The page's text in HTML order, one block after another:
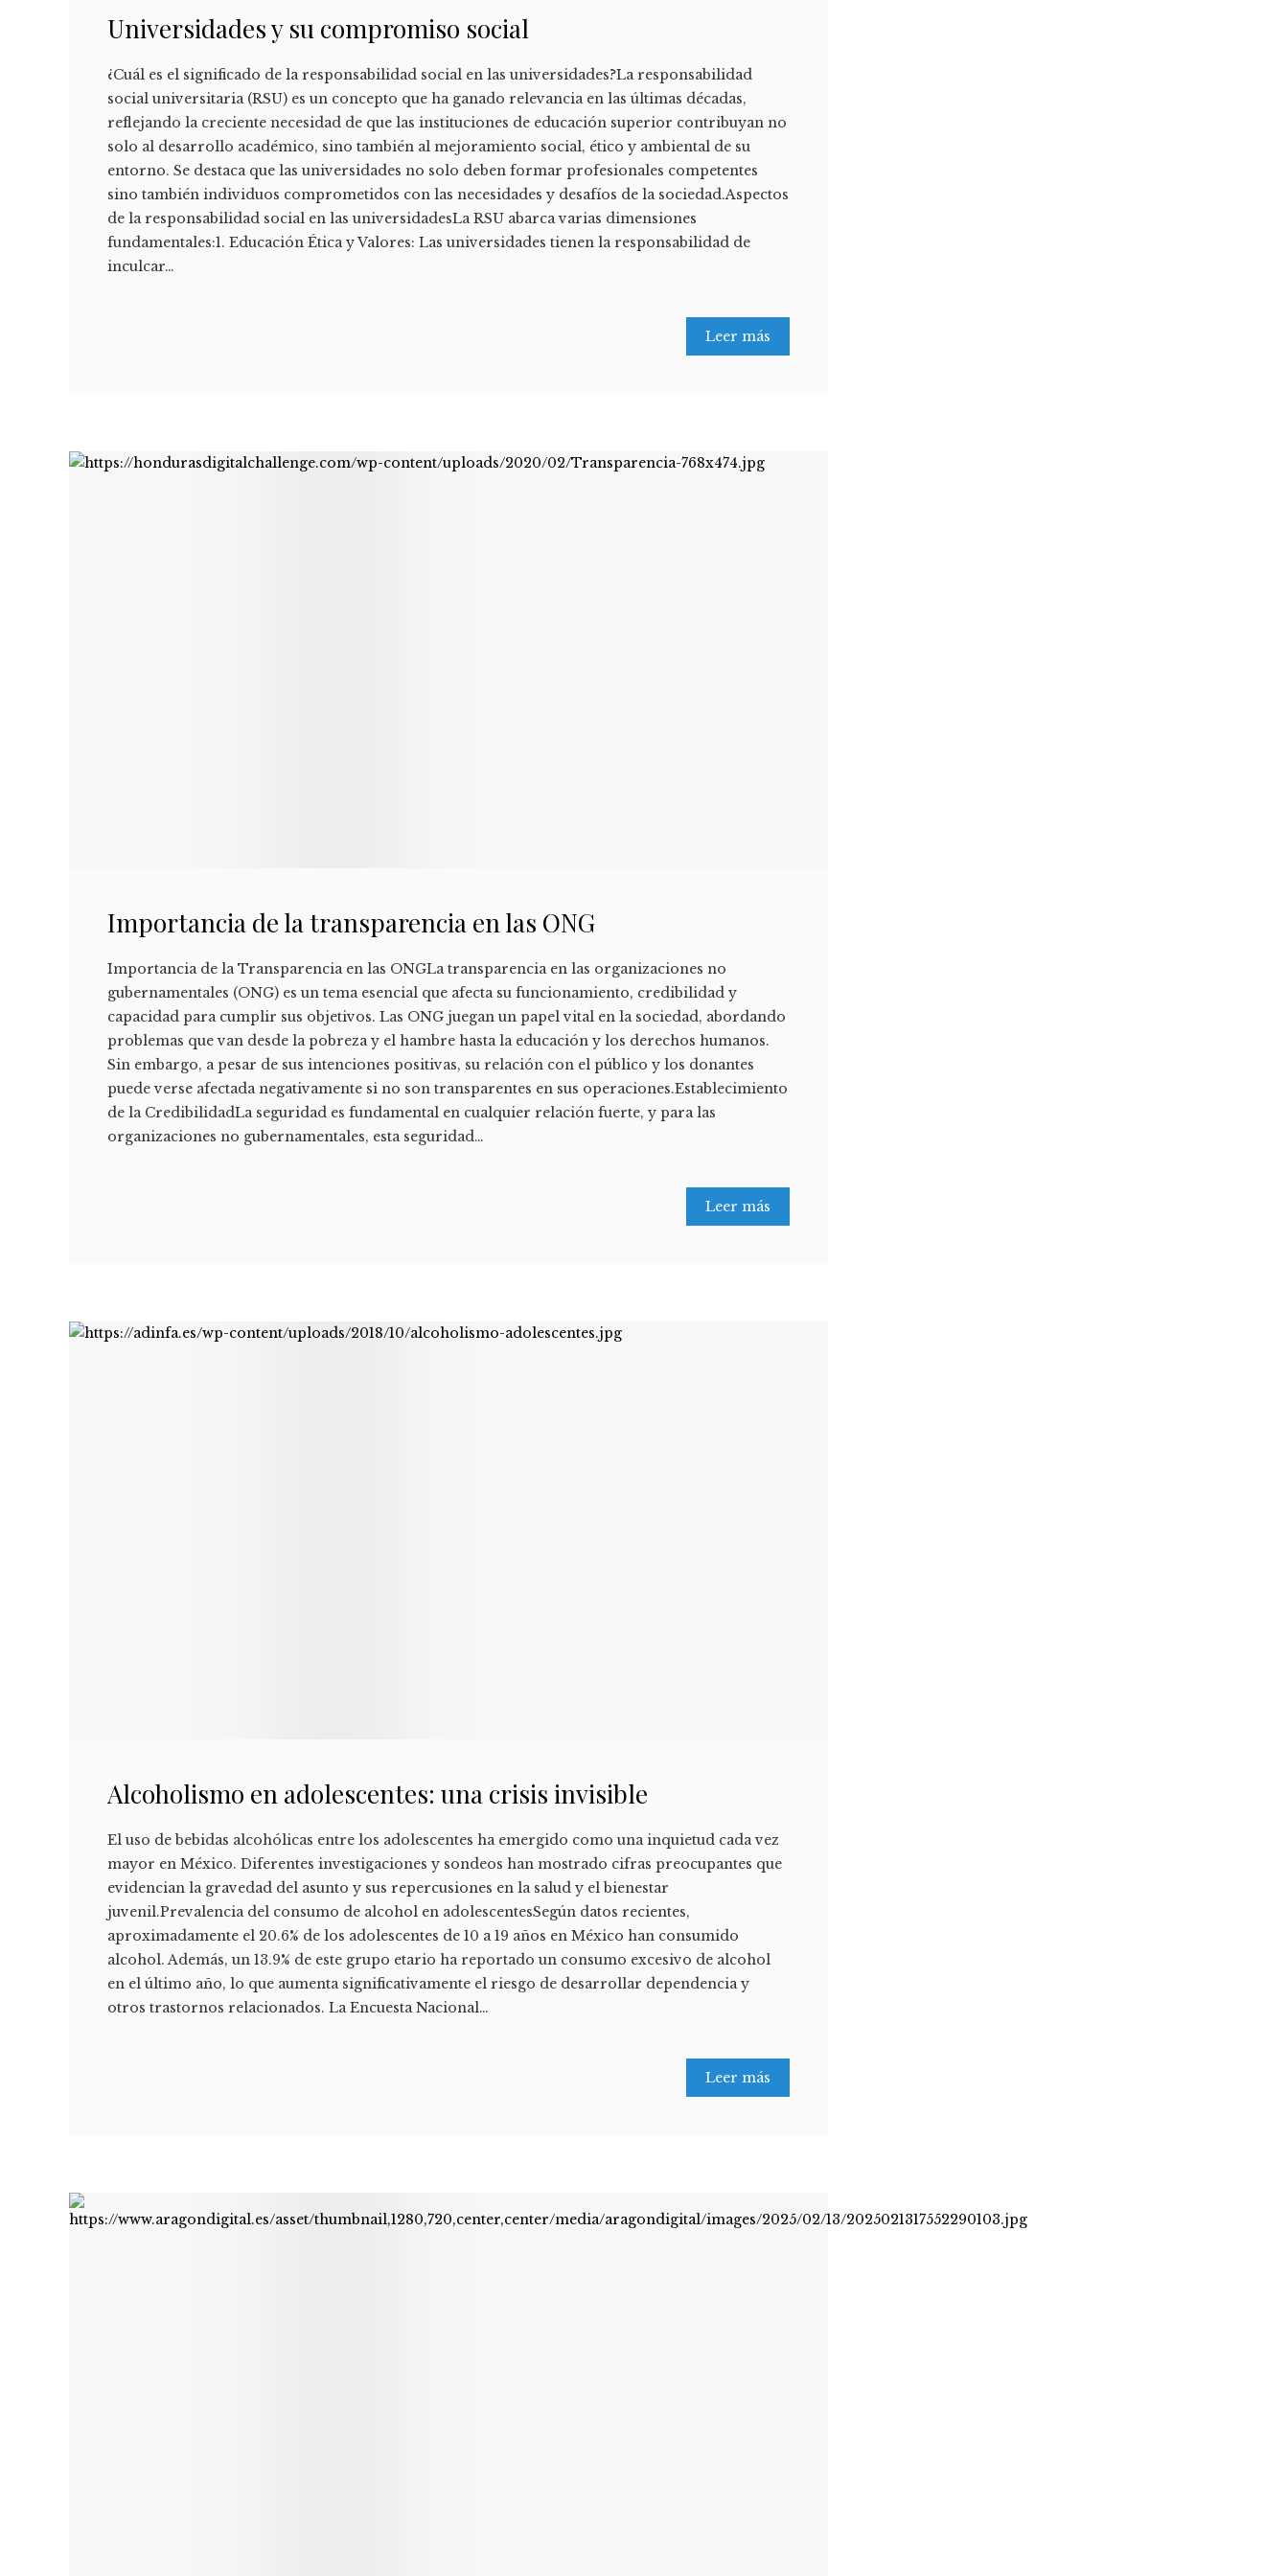
Universidades y su compromiso social
¿Cuál es el significado de la responsabilidad social en las universidades?La responsabilidad
social universitaria (RSU) es un concepto que ha ganado relevancia en las últimas décadas,
reflejando la creciente necesidad de que las instituciones de educación superior contribuyan no
solo al desarrollo académico, sino también al mejoramiento social, ético y ambiental de su
entorno. Se destaca que las universidades no solo deben formar profesionales competentes
sino también individuos comprometidos con las necesidades y desafíos de la sociedad.Aspectos
de la responsabilidad social en las universidadesLa RSU abarca varias dimensiones
fundamentales:1. Educación Ética y Valores: Las universidades tienen la responsabilidad de
inculcar…
Leer más
Importancia de la transparencia en las ONG
Importancia de la Transparencia en las ONGLa transparencia en las organizaciones no
gubernamentales (ONG) es un tema esencial que afecta su funcionamiento, credibilidad y
capacidad para cumplir sus objetivos. Las ONG juegan un papel vital en la sociedad, abordando
problemas que van desde la pobreza y el hambre hasta la educación y los derechos humanos.
Sin embargo, a pesar de sus intenciones positivas, su relación con el público y los donantes
puede verse afectada negativamente si no son transparentes en sus operaciones.Establecimiento
de la CredibilidadLa seguridad es fundamental en cualquier relación fuerte, y para las
organizaciones no gubernamentales, esta seguridad…
Leer más
Alcoholismo en adolescentes: una crisis invisible
El uso de bebidas alcohólicas entre los adolescentes ha emergido como una inquietud cada vez
mayor en México. Diferentes investigaciones y sondeos han mostrado cifras preocupantes que
evidencian la gravedad del asunto y sus repercusiones en la salud y el bienestar
juvenil.Prevalencia del consumo de alcohol en adolescentesSegún datos recientes,
aproximadamente el 20.6% de los adolescentes de 10 a 19 años en México han consumido
alcohol. Además, un 13.9% de este grupo etario ha reportado un consumo excesivo de alcohol
en el último año, lo que aumenta significativamente el riesgo de desarrollar dependencia y
otros trastornos relacionados. La Encuesta Nacional…
Leer más